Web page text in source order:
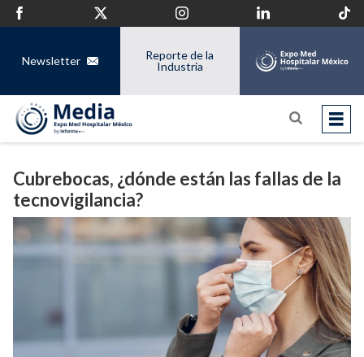
Newsletter
Reporte de la
Industria
Cubrebocas, ¿dónde están las fallas de la
tecnovigilancia?